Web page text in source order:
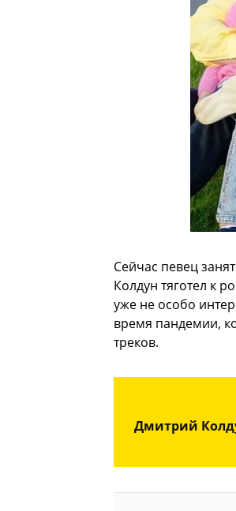
Сейчас певец
Колдун тяготел к
уже не особо
время пандемии,
треков.
Дмитрий